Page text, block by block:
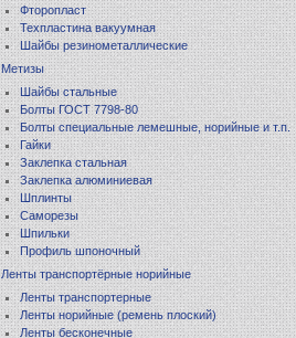
Фторопласт
Техпластина вакуумная
Шайбы резинометаллические
Метизы
Шайбы стальные
Болты ГОСТ 7798-80
Болты специальные лемешные, норийные и т.п.
Гайки
Заклепка стальная
Заклепка алюминиевая
Шплинты
Саморезы
Шпильки
Профиль шпоночный
Ленты транспортёрные норийные
Ленты транспортерные
Ленты норийные (ремень плоский)
Ленты бесконечные